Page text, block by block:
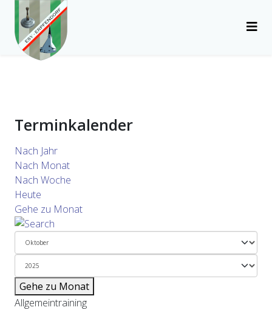
Terminkalender
Nach Jahr
Nach Monat
Nach Woche
Heute
Gehe zu Monat
Gehe zu Monat
Allgemeintraining